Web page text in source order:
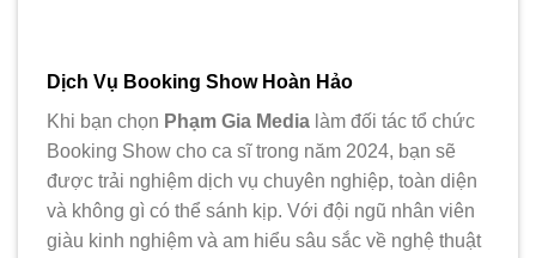
Dịch Vụ Booking Show Hoàn Hảo
Khi bạn chọn Phạm Gia Media làm đối tác tổ chức
Booking Show cho ca sĩ trong năm 2024, bạn sẽ
được trải nghiệm dịch vụ chuyên nghiệp, toàn diện
và không gì có thể sánh kịp. Với đội ngũ nhân viên
giàu kinh nghiệm và am hiểu sâu sắc về nghệ thuật